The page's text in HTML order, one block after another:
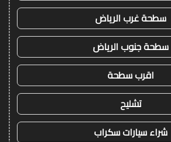
سطحة غرب الرياض
سطحة جنوب الرياض
اقرب سطحة
تشليح
شراء سيارات سكراب